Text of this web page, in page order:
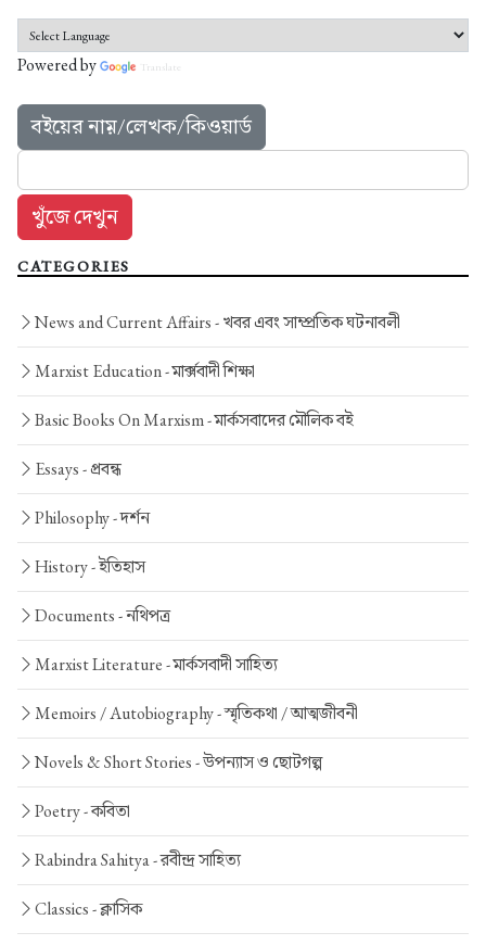
Powered by Translate
বইয়ের নাম়/লেখক/কিওয়ার্ড
CATEGORIES
News and Current Affairs -খবর এবং সাম্প্রতিক ঘটনাবলী
Marxist Education -মার্ক্সবাদী শিক্ষা
Basic Books On Marxism -মার্কসবাদের মৌলিক বই
Essays -প্রবন্ধ
Philosophy -দর্শন
History -ইতিহাস
Documents -নথিপত্র
Marxist Literature -মার্কসবাদী সাহিত্য
Memoirs / Autobiography -স্মৃতিকথা / আত্মজীবনী
Novels & Short Stories -উপন্যাস ও ছোটগল্প
Poetry -কবিতা
Rabindra Sahitya -রবীন্দ্র সাহিত্য
Classics -ক্লাসিক